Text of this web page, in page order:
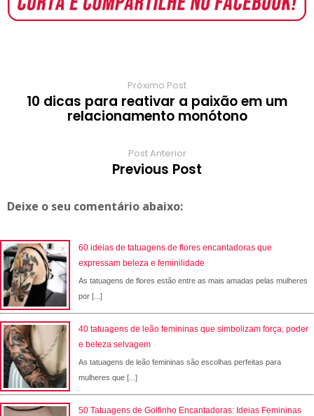
o
k
p
p
r e
s
a
r
a
m
Próximo Post
10 dicas para reativar a paixão em um
relacionamento monótono
Post Anterior
Previous Post
Deixe o seu comentário abaixo:
60 ideias de tatuagens de flores encantadoras que
expressam beleza e feminilidade
As tatuagens de flores estão entre as mais amadas pelas mulheres
por [...]
40 tatuagens de leão femininas que simbolizam força, poder
e beleza selvagem
As tatuagens de leão femininas são escolhas perfeitas para
mulheres que [...]
50 Tatuagens de Golfinho Encantadoras: Ideias Femininas